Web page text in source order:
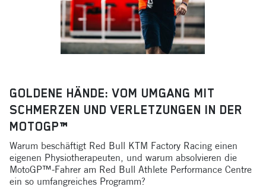
GOLDENE HÄNDE: VOM UMGANG MIT
SCHMERZEN UND VERLETZUNGEN IN DER
MOTOGP™
Warum beschäftigt Red Bull KTM Factory Racing einen
eigenen Physiotherapeuten, und warum absolvieren die
MotoGP™-Fahrer am Red Bull Athlete Performance Centre
ein so umfangreiches Programm?